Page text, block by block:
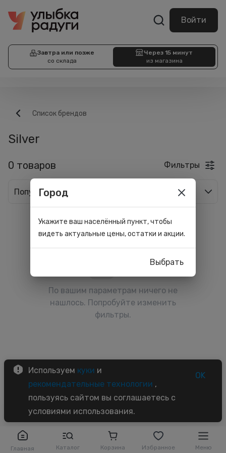
Войти
Завтра или позже
со склада
Через 15 минут
из магазина
Главная Каталог Корзина Избранное Меню
Список брендов
Silver
0 товаров Фильтры
Популярные
По вашим параметрам ничего не
нашлось. Попробуйте изменить
фильтры.
Используем куки и
рекомендательные технологии ,
пользуясь сайтом вы соглашаетесь с
условиями использования.
OK
Город
Укажите ваш населённый пункт, чтобы
видеть актуальные цены, остатки и акции.
Выбрать